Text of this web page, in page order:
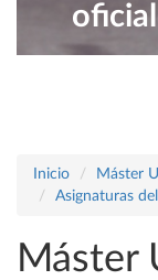
Inicio
Máster
Asignaturas
Máster